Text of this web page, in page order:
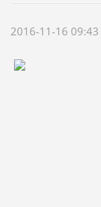
2016-11-16 09:43